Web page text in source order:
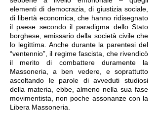
elementi di democrazia, di giustizia sociale,
di libertà economica, che hanno ridisegnato
il paese secondo il paradigma dello Stato
borghese, emissario della società civile che
lo legittima. Anche durante la parentesi del
“ventennio”, il regime fascista, che rivendicò
il merito di combattere duramente la
Massoneria, a ben vedere, e soprattutto
ascoltando le parole di avveduti studiosi
della materia, ebbe, almeno nella sua fase
movimentista, non poche assonanze con la
Libera Massoneria.